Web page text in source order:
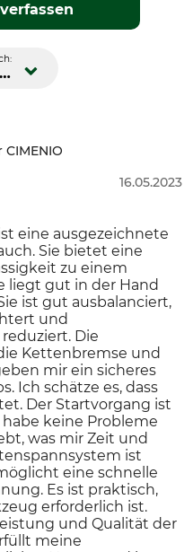
Relevanz
16.05.2023
eine ausgezeichnete
Sie bietet eine
zu einem
liegt gut in der Hand
ist gut ausbalanciert,
und
Die
Kettenbremse und
mir ein sicheres
Ich schätze es, dass
Der Startvorgang ist
keine Probleme
was mir Zeit und
ist
eine schnelle
Es ist praktisch,
erforderlich ist.
und Qualität der
meine